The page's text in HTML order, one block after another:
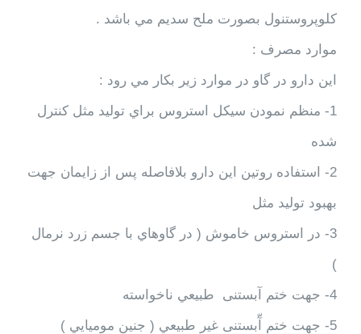
كلوپروستنول بصورت ملح سديم مي باشد .
موارد مصرف :
اين دارو در گاو در موارد زير بكار مي رود :
1- منظم نمودن سيكل استروس براي توليد مثل كنترل
شده
2- استفاده روتين اين دارو بلافاصله پس از زايمان جهت
بهبود توليد مثل
3- در استروس خاموش ( در گاوهاي با جسم زرد نرمال
)
4- جهت ختم آبستنی طبيعي ناخواسته
5- جهت ختم آّبستنی غير طبيعي ( جنين موميايي )